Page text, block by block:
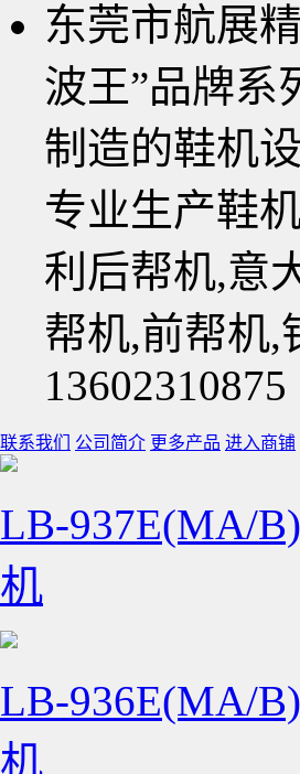
东莞市航展
波王”品牌系
制造的鞋机
专业生产鞋
利后帮机,意
帮机,前帮机,
13602310875
联系我们 公司简介 更多产品 进入商铺
LB-937E(MA/
机
LB-936E(MA/
机